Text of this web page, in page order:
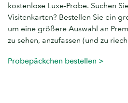
kostenlose Luxe-Probe. Suchen
Visitenkarten? Bestellen Sie ein
um eine größere Auswahl an
zu sehen, anzufassen (und zu
Probepäckchen bestellen >